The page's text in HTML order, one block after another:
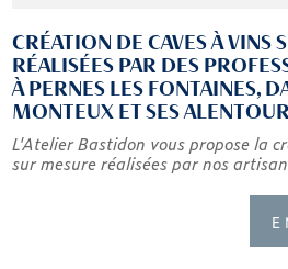
CRÉATION DE CAVES À VINS
RÉALISÉES PAR DES
À PERNES LES FONTAINES,
MONTEUX ET SES
L'Atelier Bastidon vous propose la
sur mesure réalisées par nos